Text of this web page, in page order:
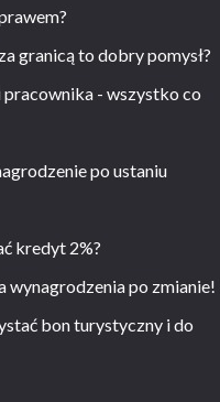
granicą to dobry pomysł?
- wszystko co
po ustaniu
kredyt 2%?
wynagrodzenia po zmianie!
bon turystyczny i do